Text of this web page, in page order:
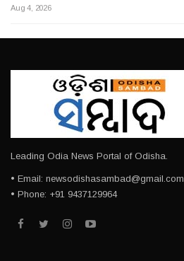
Aug 4, 2026
Leading Odia News Portal of Odisha.
• Email: newsodishasambad@gmail.com
• Phone: +91 9437129964